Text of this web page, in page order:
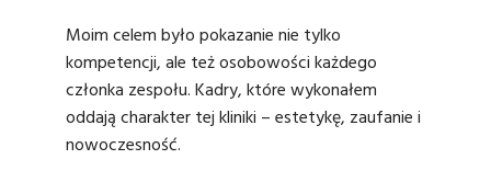
Moim celem było pokazanie nie tylko
kompetencji, ale też osobowości każdego
członka zespołu. Kadry, które wykonałem
oddają charakter tej kliniki – estetykę, zaufanie i
nowoczesność.